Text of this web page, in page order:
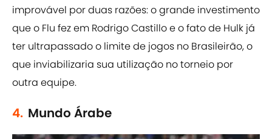
improvável por duas razões: o grande investimento
que o Flu fez em Rodrigo Castillo e o fato de Hulk já
ter ultrapassado o limite de jogos no Brasileirão, o
que inviabilizaria sua utilização no torneio por
outra equipe.
4. Mundo Árabe